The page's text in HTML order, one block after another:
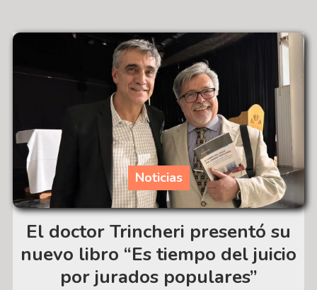
El doctor Trincheri presentó su
nuevo libro “Es tiempo del juicio
por jurados populares”
Noticias